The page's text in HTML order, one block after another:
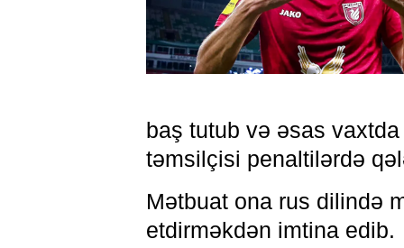
baş tutub və əsas
təmsilçisi penaltilərdə
Mətbuat ona rus dilində
etdirməkdən imtina edib.